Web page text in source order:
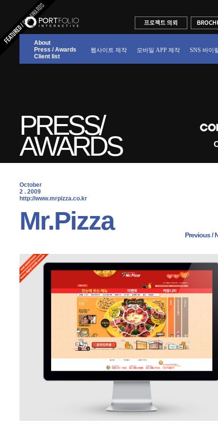
About
Press / Awards
Client list
웹사이트 제작 모바일 APP 제작 SNS 바이
PRESS/
AWARDS
October
2 . 2009
http://www.mrpizza.co.kr
Mr.Pizza Previous /